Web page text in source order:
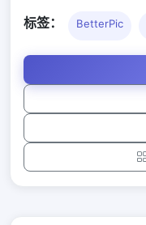
标签： BetterPic